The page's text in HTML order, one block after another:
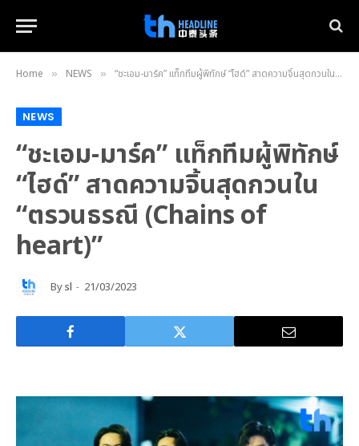
Home » NEWS » “ชะเอม-มาร์ค” แท็กทีมผู้พิทักษ์ “ไฮด์” สาดความจิ้นสุดกวนใน “ตรวนธรณี (Chains of heart)”
NEWS
“ชะเอม-มาร์ค” แท็กทีมผู้พิทักษ์
“ไฮด์” สาดความจิ้นสุดกวนใน
“ตรวนธรณี (Chains of
heart)”
Bysl 21/03/2023